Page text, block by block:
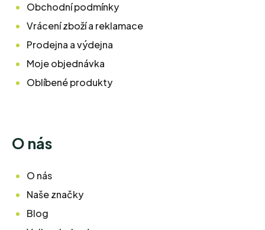
Obchodní podmínky
Vrácení zboží a reklamace
Prodejna a výdejna
Moje objednávka
Oblíbené produkty
O nás
O nás
Naše značky
Blog